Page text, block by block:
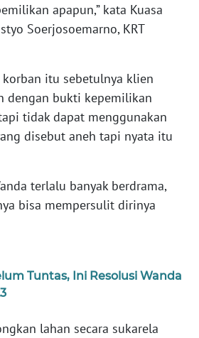
apapun,” kata Kuasa
Soerjosoemarno, KRT
korban itu sebetulnya klien
dengan bukti kepemilikan
tidak dapat menggunakan
disebut aneh tapi nyata itu
terlalu banyak berdrama,
bisa mempersulit dirinya
Tuntas, Ini Resolusi Wanda
lahan secara sukarela